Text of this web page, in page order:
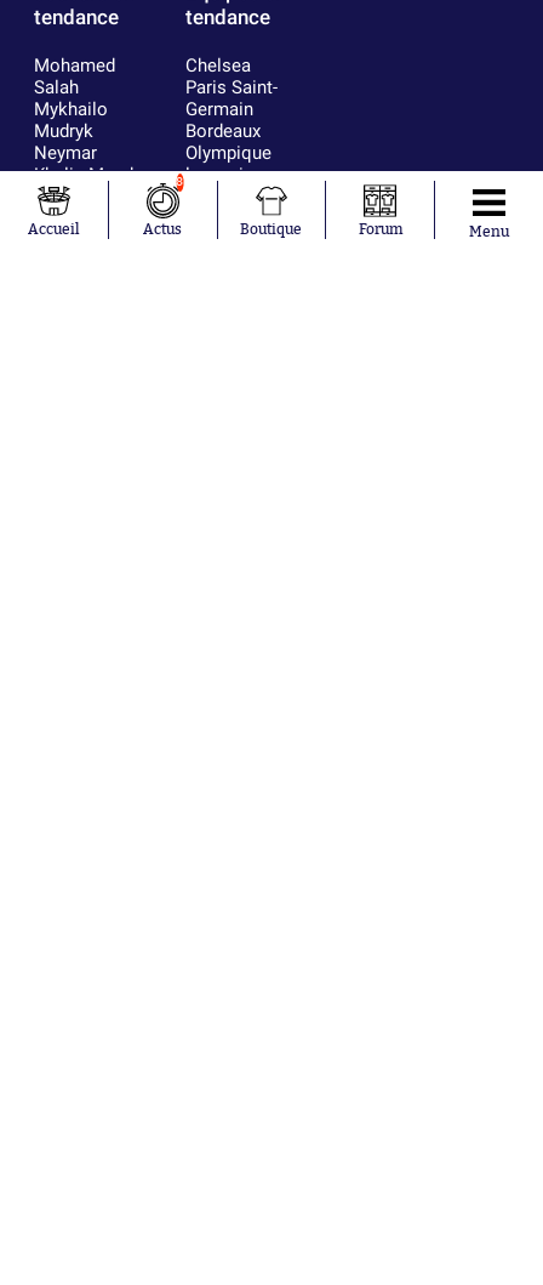
tendance
Mohamed
Salah
Mykhailo
Mudryk
Neymar
Khalis Merah
Loïs Openda
Moussa
Niakhaté
tendance
Chelsea
Paris Saint-
Germain
Bordeaux
Olympique
lyonnais
Real Madrid
RC Strasbourg
Accueil
8
Actus Boutique Forum Menu